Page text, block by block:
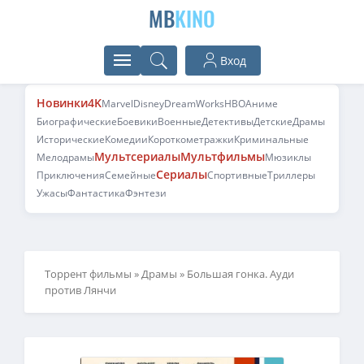
MBKINO
Вход
Новинки4KMarvelDisneyDreamWorksHBOАниме
БиографическиеБоевикиВоенныеДетективыДетскиеДрамы
ИсторическиеКомедииКороткометражкиКриминальные
МелодрамыМультсериалыМультфильмыМюзиклы
ПриключенияСемейныеСериалыСпортивныеТриллеры
УжасыФантастикаФэнтези
Торрент фильмы »Драмы » Большая гонка. Ауди
против Лянчи